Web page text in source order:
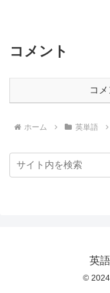
コメント
コ
ホーム 英単語
英
© 2024